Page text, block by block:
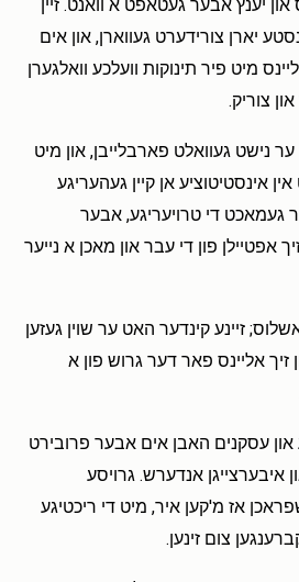
יענץ אבער געטאפט א וואנט. זיין
יארן צורידערט געווארן, און אים
מיט פיר תינוקות וועלכע וואלגערן
צוריק.
נישט געוואלט פארבלייבן, און מיט
אינסטיטוציע אן קיין געהעריגע
געמאכט די טרויעריגע, אבער
אפטיילן פון די עבר און מאכן א נייער
זיינע קינדער האט ער שוין געזען
זיך אליינס פאר דער גרוש פון א
עסקנים האבן אים אבער פרובירט
איבערצייגן אנדערש. גרויסע
אז מ'קען איר, מיט די ריכטיגע
צום זינען.